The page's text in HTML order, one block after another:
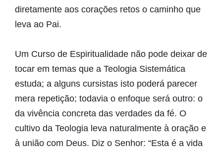
diretamente aos corações retos o caminho que
leva ao Pai.
Um Curso de Espiritualidade não pode deixar de
tocar em temas que a Teologia Sistemática
estuda; a alguns cursistas isto poderá parecer
mera repetição; todavia o enfoque será outro: o
da vivência concreta das verdades da fé. O
cultivo da Teologia leva naturalmente à oração e
à união com Deus. Diz o Senhor: “Esta é a vida